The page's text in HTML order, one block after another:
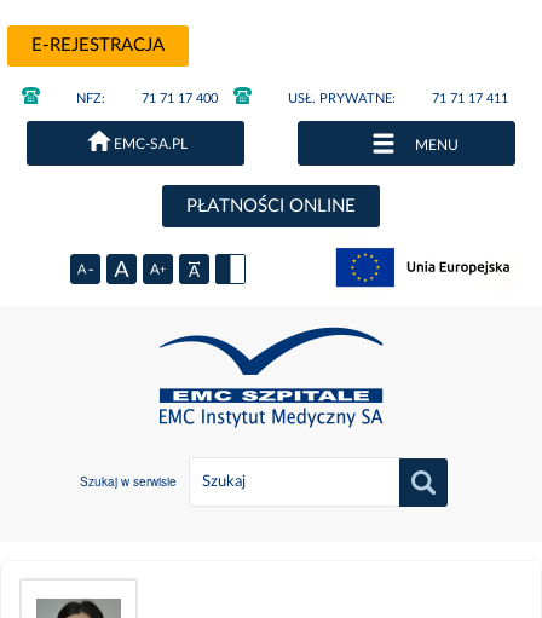
E-REJESTRACJA
NFZ: 71 71 17 400 USŁ. PRYWATNE: 71 71 17 411
EMC-SA.PL MENU
PŁATNOŚCI ONLINE
Szukaj w serwisie